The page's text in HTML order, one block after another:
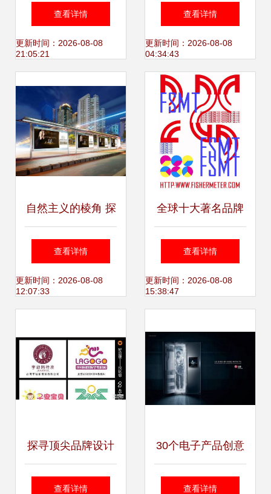
大实用技巧 从设计
到共鸣的全程解析
查看详情
更新时间：2026-08-08
21:05:21
查看详情
更新时间：2026-08-08
04:34:43
自然主义的棱角 探
寻户外广告、平面
设计与宣传品的视
名匠L丶琉心而作
查看详情
更新时间：2026-08-08
12:07:33
全球十大著名品牌
平面广告创意设计
公司排名与代理代
查看详情
更新时间：2026-08-08
15:38:47
探寻顶尖品牌设计
印象广告的VI设计
查看详情
30个电子产品创意
广告设计 引爆灵感
查看详情